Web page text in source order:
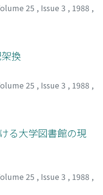
25 , Issue 3 , 1988 ,
換
25 , Issue 3 , 1988 ,
る大学図書館の現
25 , Issue 3 , 1988 ,